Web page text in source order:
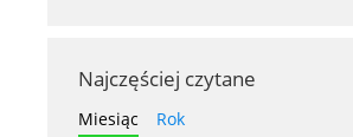
Najczęściej czytane
Miesiąc
Rok